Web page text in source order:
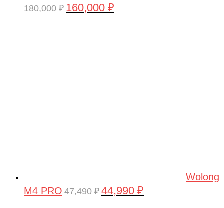
180,000₽ Первоначальная
160,000 ₽
Wolong
M4 PRO 47,490₽ Первоначальная
44,990 ₽